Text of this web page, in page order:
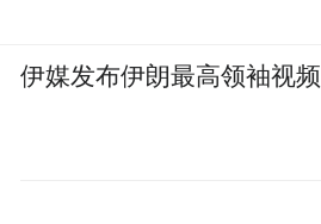
伊媒发布伊朗最高领袖视频